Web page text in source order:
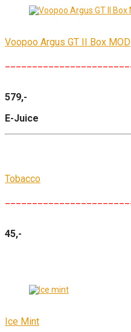
Voopoo Argus GT II Box MOD
579,-
E-Juice
Tobacco
45,-
Ice Mint